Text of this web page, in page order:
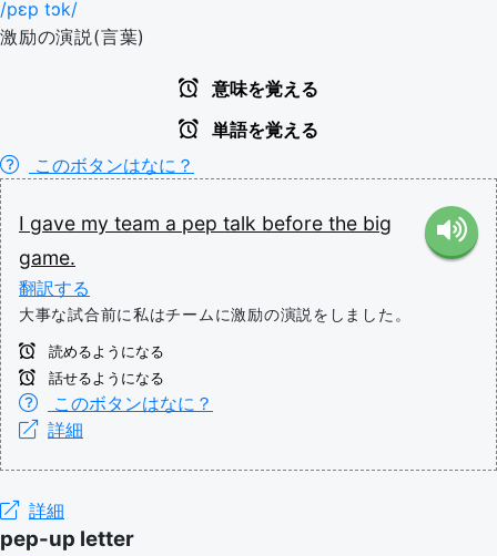
/pɛp tɔk/
激励の演説(言葉)
意味を覚える
単語を覚える
このボタンはなに？
I gave my team a pep talk before the big
game.
翻訳する
大事な試合前に私はチームに激励の演説をしました。
読めるようになる
話せるようになる
このボタンはなに？
詳細
詳細
pep-up letter